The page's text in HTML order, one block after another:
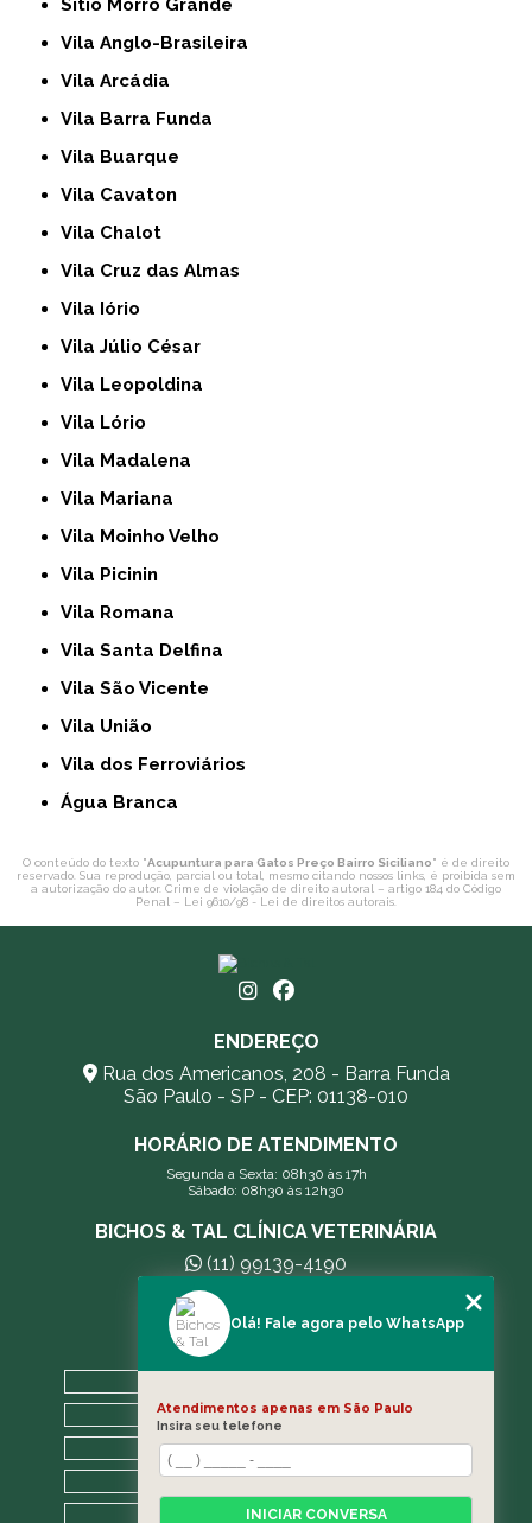
Sítio Morro Grande
Vila Anglo-Brasileira
Vila Arcádia
Vila Barra Funda
Vila Buarque
Vila Cavaton
Vila Chalot
Vila Cruz das Almas
Vila Iório
Vila Júlio César
Vila Leopoldina
Vila Lório
Vila Madalena
Vila Mariana
Vila Moinho Velho
Vila Picinin
Vila Romana
Vila Santa Delfina
Vila São Vicente
Vila União
Vila dos Ferroviários
Água Branca
O conteúdo do texto "Acupuntura para Gatos Preço Bairro Siciliano" é de direito
reservado. Sua reprodução, parcial ou total, mesmo citando nossos links, é proibida sem
a autorização do autor. Crime de violação de direito autoral – artigo 184 do Código
Penal – Lei 9610/98 - Lei de direitos autorais.
ENDEREÇO
Rua dos Americanos, 208 - Barra Funda
São Paulo - SP - CEP: 01138-010
HORÁRIO DE ATENDIMENTO
Segunda a Sexta: 08h30 às 17h
Sábado: 08h30 às 12h30
BICHOS & TAL CLÍNICA VETERINÁRIA
(11) 99139-4190
andreleecitti5@gmail.com
A CLÍNICA
BLOG
CONTATO
CATEGORIAS
Olá! Fale agora pelo WhatsApp
Atendimentos apenas em São Paulo
Insira seu telefone
INICIAR CONVERSA